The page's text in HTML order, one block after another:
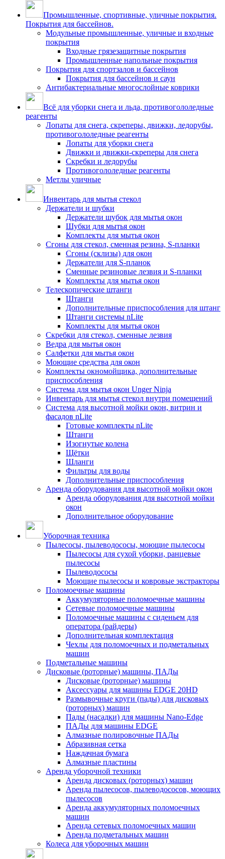
Промышленные, спортивные, уличные покрытия.
Покрытия для бассейнов.
Модульные промышленные, уличные и входные
покрытия
Входные грязезащитные покрытия
Промышленные напольные покрытия
Покрытия для спортзалов и бассейнов
Покрытия для бассейнов и саун
Антибактериальные многослойные коврики
Всё для уборки снега и льда, противогололедные
реагенты
Лопаты для снега, скреперы, движки, ледорубы,
противогололедные реагенты
Лопаты для уборки снега
Движки и движки-скреперы для снега
Скребки и ледорубы
Противогололедные реагенты
Метлы уличные
Инвентарь для мытья стекол
Держатели и шубки
Держатели шубок для мытья окон
Шубки для мытья окон
Комплекты для мытья окон
Сгоны для стекол, сменная резина, S-планки
Сгоны (склизы) для окон
Держатели для S-планок
Сменные резиновые лезвия и S-планки
Комплекты для мытья окон
Телескопические штанги
Штанги
Дополнительные приспособления для штанг
Штанги системы nLite
Комплекты для мытья окон
Скребки для стекол, сменные лезвия
Ведра для мытья окон
Салфетки для мытья окон
Моющие средства для окон
Комплекты окномойщика, дополнительные
приспособления
Система для мытья окон Unger Ninja
Инвентарь для мытья стекол внутри помещений
Система для высотной мойки окон, витрин и
фасадов nLite
Готовые комплекты nLite
Штанги
Изогнутые колена
Щётки
Шланги
Фильтры для воды
Дополнительные приспособления
Аренда оборудования для высотной мойки окон
Аренда оборудования для высотной мойки
окон
Дополнительное оборудование
Уборочная техника
Пылесосы, пылеводососы, моющие пылесосы
Пылесосы для сухой уборки, ранцевые
пылесосы
Пылеводососы
Моющие пылесосы и ковровые экстракторы
Поломоечные машины
Аккумуляторные поломоечные машины
Сетевые поломоечные машины
Поломоечные машины с сиденьем для
оператора (райдеры)
Дополнительная комплектация
Чехлы для поломоечных и подметальных
машин
Подметальные машины
Дисковые (роторные) машины, ПАДы
Дисковые (роторные) машины
Аксессуары для машины EDGE 20HD
Размывочные круги (пады) для дисковых
(роторных) машин
Пады (насадки) для машины Nano-Edge
ПАДы для машины EDGE
Алмазные полировочные ПАДы
Абразивная сетка
Наждачная бумага
Алмазные пластины
Аренда уборочной техники
Аренда дисковых (роторных) машин
Аренда пылесосов, пылеводососов, моющих
пылесосов
Аренда аккумуляторных поломоечных
машин
Аренда сетевых поломоечных машин
Аренда подметальных машин
Колеса для уборочных машин